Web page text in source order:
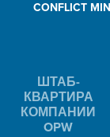
CONFLICT
ШТАБ-
КВАРТИРА
КОМПАНИИ
OPW